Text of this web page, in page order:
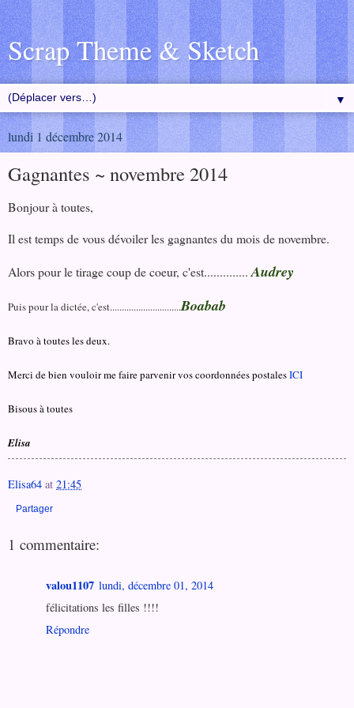
Scrap Theme & Sketch
▼
lundi 1 décembre 2014
Gagnantes ~ novembre 2014
Bonjour à toutes,
Il est temps de vous dévoiler les gagnantes du mois de novembre.
Alors pour le tirage coup de coeur, c'est.............. Audrey
Puis pour la dictée, c'est..............................Boabab
Bravo à toutes les deux.
Merci de bien vouloir me faire parvenir vos coordonnées postalesICI
Bisous à toutes
Elisa
Elisa64 at 21:45
Partager
1 commentaire:
valou1107 lundi, décembre 01, 2014
félicitations les filles !!!!
Répondre